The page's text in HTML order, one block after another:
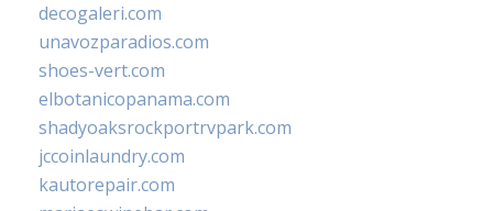
decogaleri.com
unavozparadios.com
shoes-vert.com
elbotanicopanama.com
shadyoaksrockportrvpark.com
jccoinlaundry.com
kautorepair.com